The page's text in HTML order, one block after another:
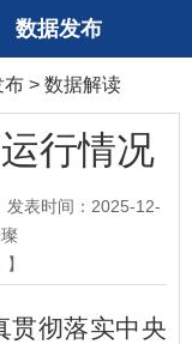
数据发布
布 > 数据解读
行情况
发表时间：2025-12-
】
贯彻落实中央